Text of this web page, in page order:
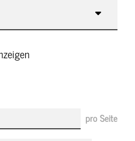
pro Seite